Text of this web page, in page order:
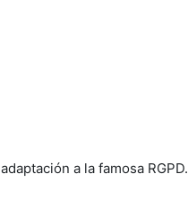
a la famosa RGPD.